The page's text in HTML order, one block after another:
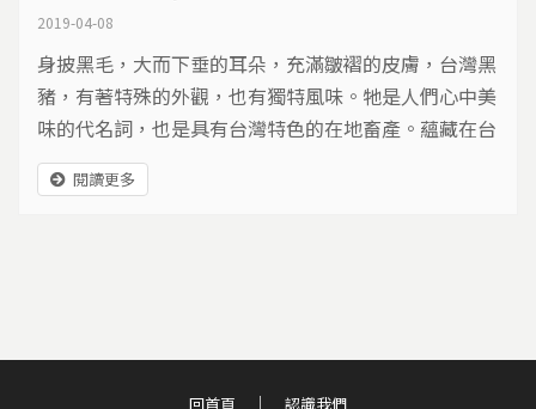
2019-04-08
身披黑毛，大而下垂的耳朵，充滿皺褶的皮膚，台灣黑
豬，有著特殊的外觀，也有獨特風味。牠是人們心中美
味的代名詞，也是具有台灣特色的在地畜產。蘊藏在台
灣黑豬身上的基因寶庫，要怎麼傳承？
閱讀更多
回首頁 認識我們